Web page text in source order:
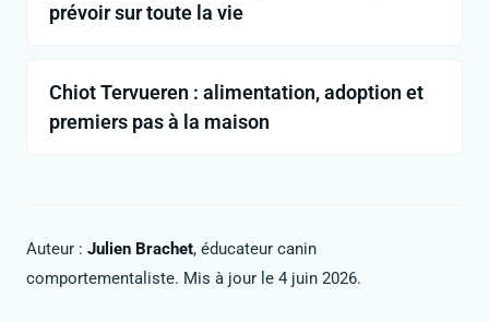
prévoir sur toute la vie
Chiot Tervueren : alimentation, adoption et
premiers pas à la maison
Auteur : Julien Brachet, éducateur canin
comportementaliste. Mis à jour le 4 juin 2026.